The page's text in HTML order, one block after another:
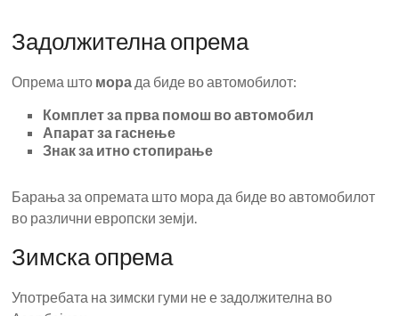
Задолжителна опрема
Опрема што мора да биде во автомобилот:
Комплет за прва помош во автомобил
Апарат за гаснење
Знак за итно стопирање
Барања за опремата што мора да биде во автомобилот
во различни европски земји.
Зимска опрема
Употребата на зимски гуми не е задолжителна во